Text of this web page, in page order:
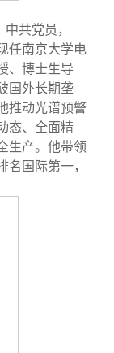
共党员，
任南京大学电
、博士生导
国外长期垄
推动光谱预警
态、全面精
生产。他带领
国际第一，